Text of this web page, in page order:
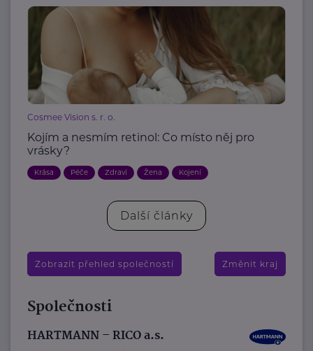
Cosmee Vision s. r. o.
Kojím a nesmím retinol: Co místo něj pro
vrásky?
Krása Péče Zdraví Žena Kojení
Další články
Zobrazit přehled společností Změnit kraj
Společnosti
HARTMANN – RICO a.s.